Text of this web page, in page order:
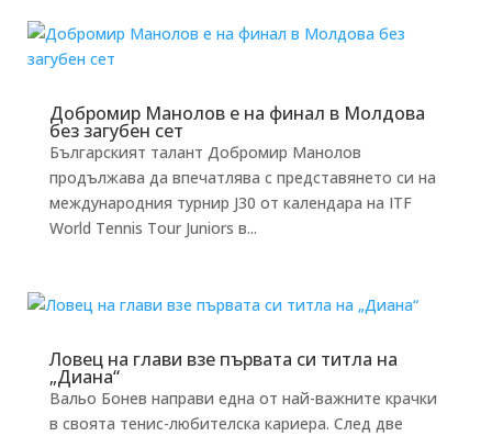
Добромир Манолов е на финал в Молдова
без загубен сет
Българският талант Добромир Манолов
продължава да впечатлява с представянето си на
международния турнир J30 от календара на ITF
World Tennis Tour Juniors в...
Ловец на глави взе първата си титла на
„Диана“
Вальо Бонев направи една от най-важните крачки
в своята тенис-любителска кариера. След две